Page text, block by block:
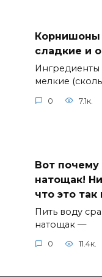
Корнишоны
сладкие и
Ингредиенты
мелкие
0 7.1к.
Вот почему
натощак!
что это
Пить воду
натощак —
0 11.4к.